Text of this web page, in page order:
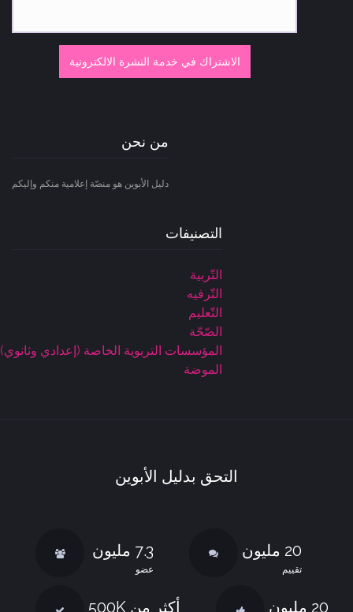
الاشتراك في خدمة النشرة الالكترونية
من نحن
دليل الأبوين هو منصّة إعلامية منكم وإليكم
التصنيفات
التّربية
التّرفيه
التّعليم
الصّحّة
المؤسسات التربوية الخاصة (إعدادي وثانوي)
الموضة
التحق بدليل الأبوين
7.3 مليون
عضو
20 مليون
تقييم
أكثر من 500K 20 مليون